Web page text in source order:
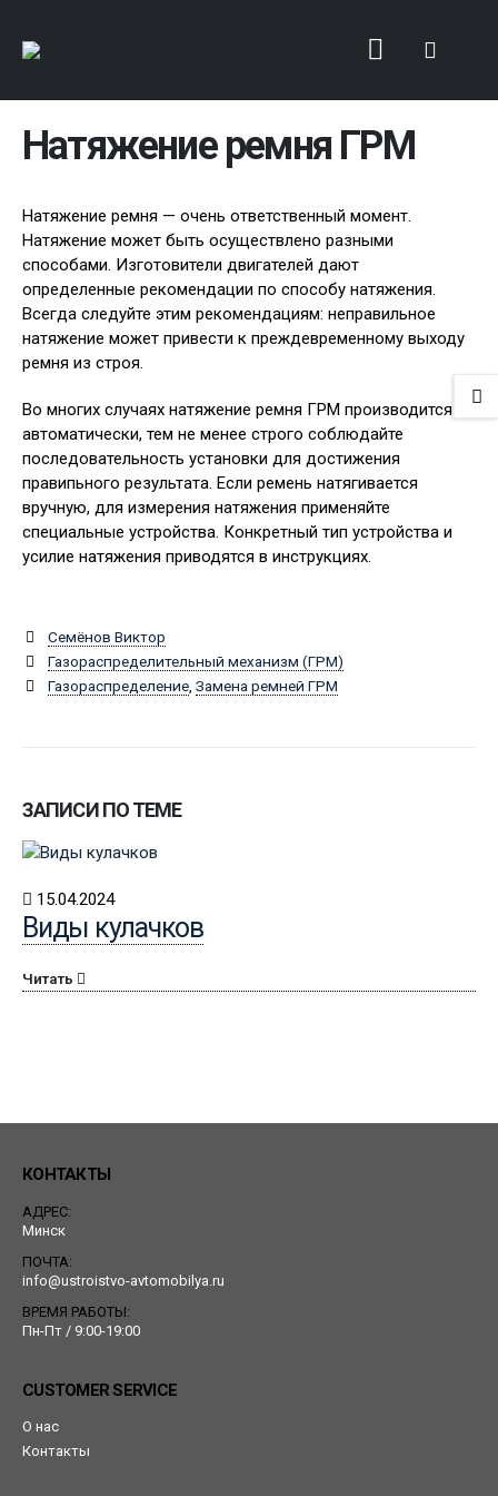
Натяжение ремня ГРМ
Натяжение ремня — очень ответственный момент.
Натяжение может быть осуществлено разными
способами. Изготовители двигателей дают
определенные рекомендации по способу натяжения.
Всегда следуйте этим рекомендациям: неправильное
натяжение может привести к преждевременному выходу
ремня из строя.
Во многих случаях натяжение ремня ГРМ производится
автоматически, тем не менее строго соблюдайте
последовательность установки для достижения
правипьного результата. Если ремень натягивается
вручную, для измерения натяжения применяйте
специальные устройства. Конкретный тип устройства и
усилие натяжения приводятся в инструкциях.
Семёнов Виктор
Газораспределительный механизм (ГРМ)
Газораспределение, Замена ремней ГРМ
ЗАПИСИ ПО ТЕМЕ
15.04.2024
Виды кулачков
Читать
КОНТАКТЫ
АДРЕС:
Минск
ПОЧТА:
info@ustroistvo-avtomobilya.ru
ВРЕМЯ РАБОТЫ:
Пн-Пт / 9:00-19:00
CUSTOMER SERVICE
О нас
Контакты